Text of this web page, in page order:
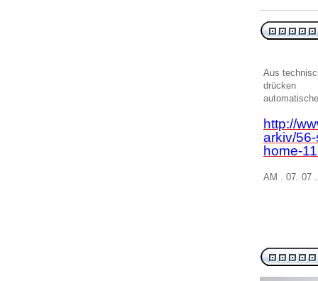
Aus
drücken
http://
arkiv/
home-
AM . 07. 07